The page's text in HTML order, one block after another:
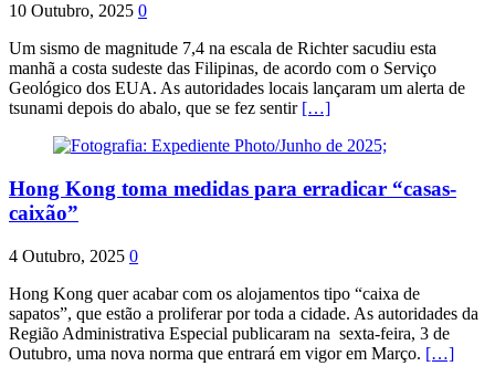
10 Outubro, 2025 0
Um sismo de magnitude 7,4 na escala de Richter sacudiu esta
manhã a costa sudeste das Filipinas, de acordo com o Serviço
Geológico dos EUA. As autoridades locais lançaram um alerta de
tsunami depois do abalo, que se fez sentir […]
Hong Kong toma medidas para erradicar “casas-
caixão”
4 Outubro, 2025 0
Hong Kong quer acabar com os alojamentos tipo “caixa de
sapatos”, que estão a proliferar por toda a cidade. As autoridades da
Região Administrativa Especial publicaram na sexta-feira, 3 de
Outubro, uma nova norma que entrará em vigor em Março. […]